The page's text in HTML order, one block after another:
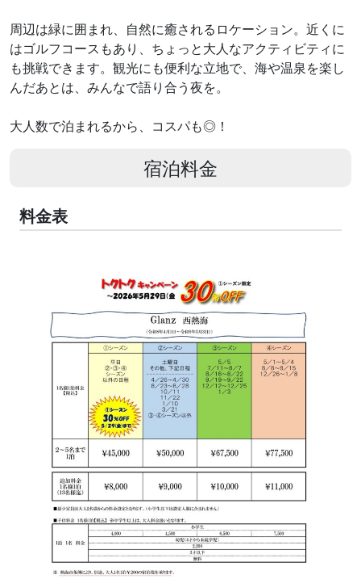
周辺は緑に囲まれ、自然に癒されるロケーション。近くに
はゴルフコースもあり、ちょっと大人なアクティビティに
も挑戦できます。観光にも便利な立地で、海や温泉を楽し
んだあとは、みんなで語り合う夜を。
大人数で泊まれるから、コスパも◎！
宿泊料金
料金表